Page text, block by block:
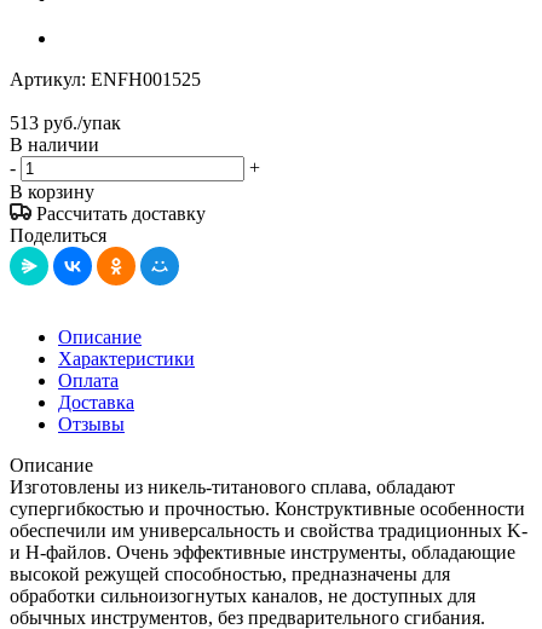
Артикул: ENFH001525
513 руб./упак
В наличии
-
+
В корзину
Рассчитать доставку
Поделиться
Описание
Характеристики
Оплата
Доставка
Отзывы
Описание
Изготовлены из никель-титанового сплава, обладают
супергибкостью и прочностью. Конструктивные особенности
обеспечили им универсальность и свойства традиционных K-
и H-файлов. Очень эффективные инструменты, обладающие
высокой режущей способностью, предназначены для
обработки сильноизогнутых каналов, не доступных для
обычных инструментов, без предварительного сгибания.